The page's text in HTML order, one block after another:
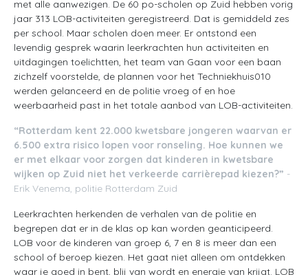
met alle aanwezigen. De 60 po-scholen op Zuid hebben vorig
jaar 313 LOB-activiteiten geregistreerd. Dat is gemiddeld zes
per school. Maar scholen doen meer. Er ontstond een
levendig gesprek waarin leerkrachten hun activiteiten en
uitdagingen toelichtten, het team van Gaan voor een baan
zichzelf voorstelde, de plannen voor het Techniekhuis010
werden gelanceerd en de politie vroeg of en hoe
weerbaarheid past in het totale aanbod van LOB-activiteiten.
“Rotterdam kent 22.000 kwetsbare jongeren waarvan er
6.500 extra risico lopen voor ronseling. Hoe kunnen we
er met elkaar voor zorgen dat kinderen in kwetsbare
wijken op Zuid niet het verkeerde carrièrepad kiezen?” -
Erik Venema, politie Rotterdam Zuid
Leerkrachten herkenden de verhalen van de politie en
begrepen dat er in de klas op kan worden geanticipeerd.
LOB voor de kinderen van groep 6, 7 en 8 is meer dan een
school of beroep kiezen. Het gaat niet alleen om ontdekken
waar je goed in bent, blij van wordt en energie van krijgt. LOB